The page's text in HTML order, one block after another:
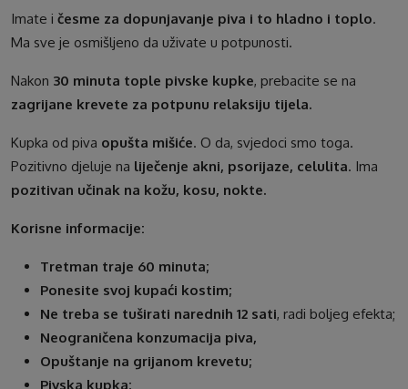
Imate i česme za dopunjavanje piva i to hladno i toplo.
Ma sve je osmišljeno da uživate u potpunosti.
Nakon 30 minuta tople pivske kupke, prebacite se na
zagrijane krevete za potpunu relaksiju tijela.
Kupka od piva opušta mišiće. O da, svjedoci smo toga.
Pozitivno djeluje na liječenje akni, psorijaze, celulita. Ima
pozitivan učinak na kožu, kosu, nokte.
Korisne informacije:
Tretman traje 60 minuta;
Ponesite svoj kupaći kostim;
Ne treba se tuširati narednih 12 sati, radi boljeg efekta;
Neograničena konzumacija piva,
Opuštanje na grijanom krevetu;
Pivska kupka;